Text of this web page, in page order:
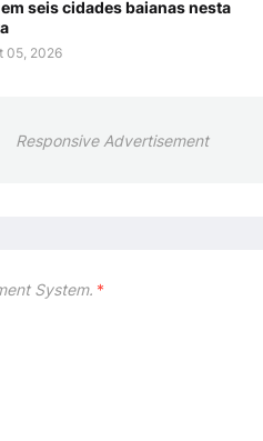
seis cidades baianas nesta
05, 2026
Responsive Advertisement
System. *